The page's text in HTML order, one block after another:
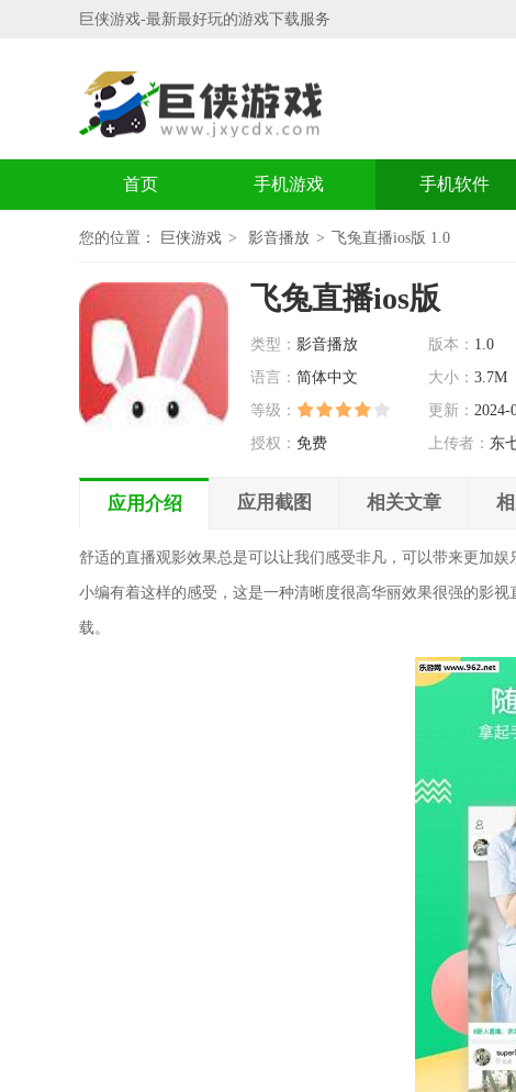
巨侠游戏-最新最好玩的游戏下载服务
首页 手机游戏 手机软件
您的位置： 巨侠游戏 影音播放 飞兔直播ios版 1.0
飞兔直播ios版
类型： 影音播放 版本： 1.0
语言： 简体中文 大小： 3.7M
等级：
更新： 2024-
授权： 免费 上传者： 东
应用介绍 应用截图 相关文章
舒适的直播观影效果总是可以让我们感受非凡，可以带来更加
小编有着这样的感受，这是一种清晰度很高华丽效果很强的影
载。